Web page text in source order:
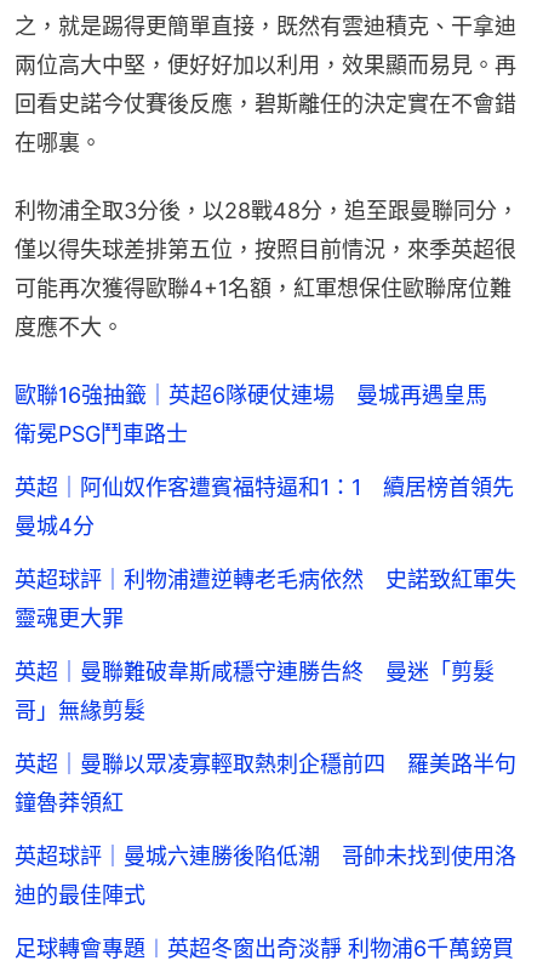
之，就是踢得更簡單直接，既然有雲迪積克、干拿迪
兩位高大中堅，便好好加以利用，效果顯而易見。再
回看史諾今仗賽後反應，碧斯離任的決定實在不會錯
在哪裏。
利物浦全取3分後，以28戰48分，追至跟曼聯同分，
僅以得失球差排第五位，按照目前情況，來季英超很
可能再次獲得歐聯4+1名額，紅軍想保住歐聯席位難
度應不大。
歐聯16強抽籤｜英超6隊硬仗連場 曼城再遇皇馬
衛冕PSG鬥車路士
英超｜阿仙奴作客遭賓福特逼和1：1 續居榜首領先
曼城4分
英超球評｜利物浦遭逆轉老毛病依然 史諾致紅軍失
靈魂更大罪
英超｜曼聯難破韋斯咸穩守連勝告終 曼迷「剪髮
哥」無緣剪髮
英超｜曼聯以眾凌寡輕取熱刺企穩前四 羅美路半句
鐘魯莽領紅
英超球評｜曼城六連勝後陷低潮 哥帥未找到使用洛
迪的最佳陣式
足球轉會專題︱英超冬窗出奇淡靜 利物浦6千萬鎊買